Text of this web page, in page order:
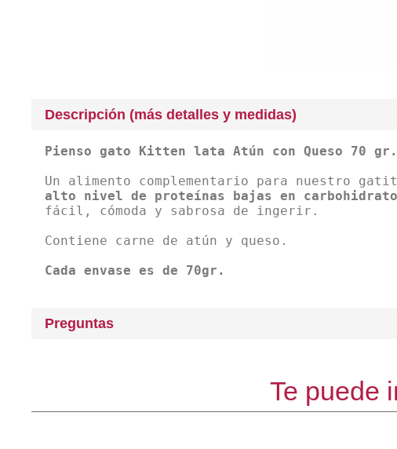
Descripción (más detalles y medidas)
Pienso gato Kitten lata Atún con Queso 70 gr.
Un alimento complementario para nuestro
alto nivel de proteínas bajas en
fácil, cómoda y sabrosa de ingerir.
Contiene carne de atún y queso.
Cada envase es de 70gr.
Preguntas
Te puede